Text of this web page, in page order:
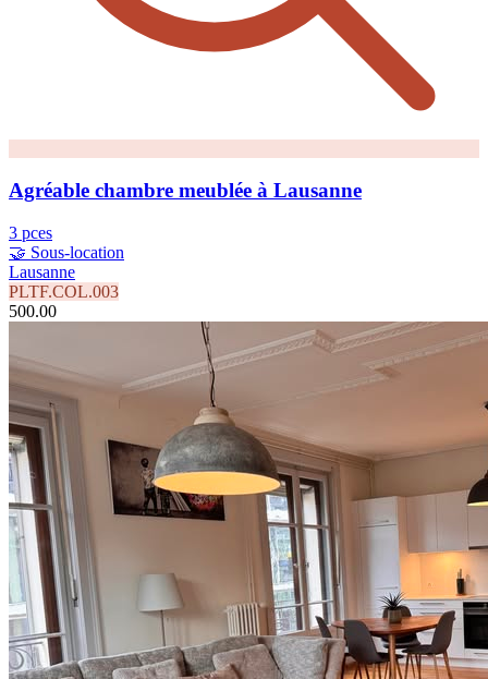
Agréable chambre meublée à Lausanne
3 pces
🤝 Sous-location
Lausanne
PLTF.COL.003
500.00